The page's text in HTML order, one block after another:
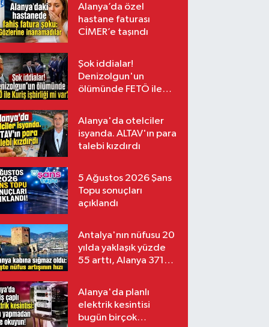
Alanya’da özel
hastane faturası
CİMER’e taşındı
Şok iddialar!
Denizolgun'un
ölümünde FETÖ ile
Alanya'da otelciler
isyanda. ALTAV'ın para
talebi kızdırdı
5 Ağustos 2026 Şans
Topu sonuçları
açıklandı
Antalya'nın nüfusu 20
yılda yaklaşık yüzde
55 arttı, Alanya 371
Alanya'da planlı
elektrik kesintisi
bugün birçok